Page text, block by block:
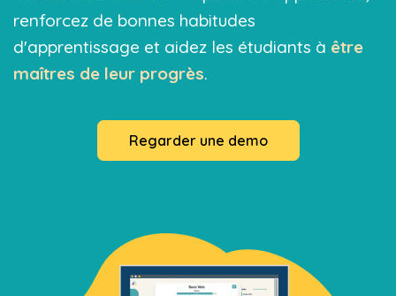
renforcez de bonnes habitudes
d'apprentissage et aidez les étudiants à être
maîtres de leur progrès.
Regarder une demo